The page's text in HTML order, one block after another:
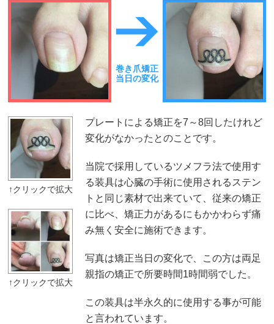
巻き爪矯正
当日の変化
プレートによる矯正を7～8回したけれど
変化がなかったとのことです。
当院で採用しているツメフラ法で使用す
る装具は心臓の手術に使用されるステン
トと同じ素材で出来ていて、従来の矯正
に比べ、矯正力があるにもかかわらず痛
み無く安全に施術できます。
写真は矯正当日の変化で、この方は両足
親指の矯正で所要時間1時間弱でした。
この装具は半永久的に使用する事が可能
と言われています。